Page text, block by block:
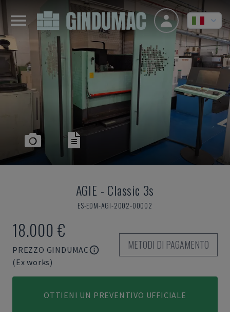
AGIE - Classic 3s
ES-EDM-AGI-2002-00002
18.000 €
PREZZO GINDUMAC
(Ex works)
METODI DI PAGAMENTO
OTTIENI UN PREVENTIVO UFFICIALE